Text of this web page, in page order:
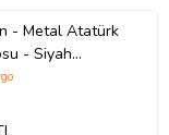
- Metal Atatürk
- Siyah
Dekorasyon